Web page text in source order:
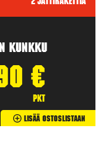
2 jättirakettia
kunkku
€
pkt
Lisää Ostoslistaan